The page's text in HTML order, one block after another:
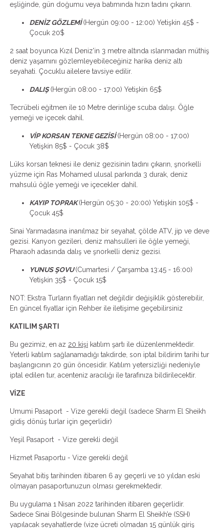
eşliğinde, gün doğumu veya batımında hızın tadını çıkarın.
DENİZ GÖZLEMİ(Hergün 09:00 - 12:00) Yetişkin 45$ -
Çocuk 20$
2 saat boyunca Kızıl Deniz'in 3 metre altında ıslanmadan müthiş
deniz yaşamını gözlemleyebileceğiniz harika deniz altı
seyahati. Çocuklu ailelere tavsiye edilir.
DALIŞ(Hergün 08:00 - 17:00) Yetişkin 65$
Tecrübeli eğitmen ile 10 Metre derinliğe scuba dalışı. Öğle
yemeği ve içecek dahil.
VİP KORSAN TEKNE GEZİSİ(Hergün 08:00 - 17:00)
Yetişkin 85$ - Çocuk 38$
Lüks korsan teknesi ile deniz gezisinin tadını çıkarın, şnorkelli
yüzme için Ras Mohamed ulusal parkında 3 durak, deniz
mahsulü öğle yemeği ve içecekler dahil.
KAYIP TOPRAK(Hergün 05:30 - 20:00) Yetişkin 105$ -
Çocuk 45$
Sinai Yarımadasına inanılmaz bir seyahat, çölde ATV, jip ve deve
gezisi. Kanyon gezileri, deniz mahsulleri ile öğle yemeği,
Pharaoh adasında dalış ve şnorkelli deniz gezisi.
YUNUS ŞOVU(Cumartesi / Çarşamba 13:45 - 16:00)
Yetişkin 35$ - Çocuk 15$
NOT: Ekstra Turların fiyatları net değildir değişiklik gösterebilir,
En güncel fiyatlar için Rehber ile iletişime geçebilirsiniz
KATILIM ŞARTI
Bu gezimiz, en az 20 kişi katılım şartı ile düzenlenmektedir.
Yeterli katılım sağlanamadığı takdirde, son iptal bildirim tarihi tur
başlangıcının 20 gün öncesidir. Katılım yetersizliği nedeniyle
iptal edilen tur, acenteniz aracılığı ile tarafınıza bildirilecektir.
VİZE
Umumi Pasaport - Vize gerekli değil (sadece Sharm El Sheikh
gidiş dönüş turlar için geçerlidir)
Yeşil Pasaport - Vize gerekli değil
Hizmet Pasaportu - Vize gerekli değil
Seyahat bitiş tarihinden itibaren 6 ay geçerli ve 10 yıldan eski
olmayan pasaportunuzun olması gerekmektedir.
Bu uygulama 1 Nisan 2022 tarihinden itibaren geçerlidir.
Sadece Sinai Bölgesinde bulunan Sharm El Sheikh’e (SSH)
yapılacak seyahatlerde (vize ücreti olmadan 15 günlük giriş